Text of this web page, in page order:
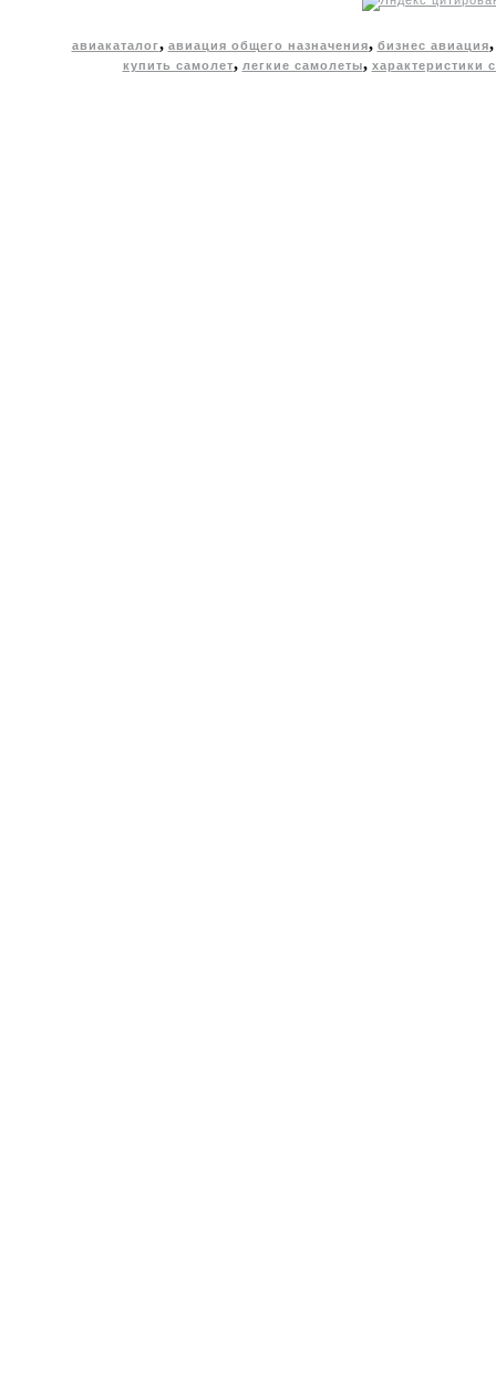
авиакаталог, авиация общего назначения, бизнес авиация
купить самолет, легкие самолеты, характеристики